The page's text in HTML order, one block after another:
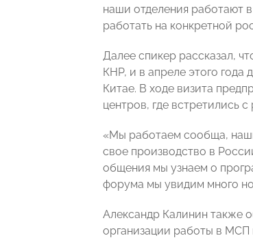
наши отделения работают
работать на конкретной
Далее спикер рассказал,
КНР, и в апреле этого
Китае. В ходе визита
центров, где встретились
«Мы работаем сообща,
свое производство в
общения мы узнаем о
форума мы увидим много
Александр Калинин также
организации работы в МСП